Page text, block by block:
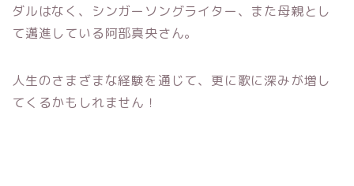
ダルはなく、シンガーソングライター、また母親とし
て邁進している阿部真央さん。
人生のさまざまな経験を通じて、更に歌に深みが増し
てくるかもしれません！